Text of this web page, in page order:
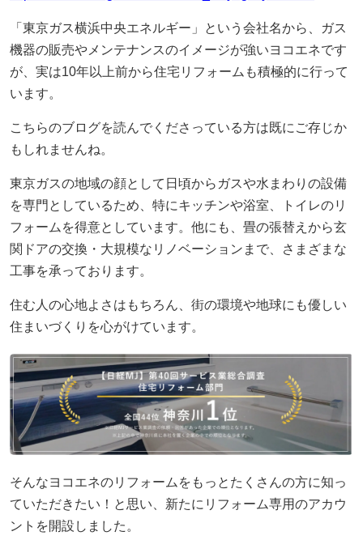
ヨコエネ公式ブログ
「東京ガス横浜中央エネルギー」という会社名から、ガス
機器の販売やメンテナンスのイメージが強いヨコエネです
が、実は10年以上前から住宅リフォームも積極的に行って
います。
こちらのブログを読んでくださっている方は既にご存じか
もしれませんね。
東京ガスの地域の顔として日頃からガスや水まわりの設備
を専門としているため、特にキッチンや浴室、トイレのリ
フォームを得意としています。他にも、畳の張替えから玄
関ドアの交換・大規模なリノベーションまで、さまざまな
工事を承っております。
住む人の心地よさはもちろん、街の環境や地球にも優しい
住まいづくりを心がけています。
そんなヨコエネのリフォームをもっとたくさんの方に知っ
ていただきたい！と思い、新たにリフォーム専用のアカウ
ントを開設しました。